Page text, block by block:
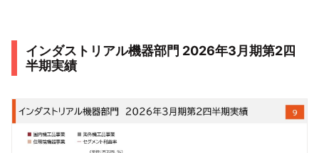
インダストリアル機器部門 2026年3月期第2四
半期実績